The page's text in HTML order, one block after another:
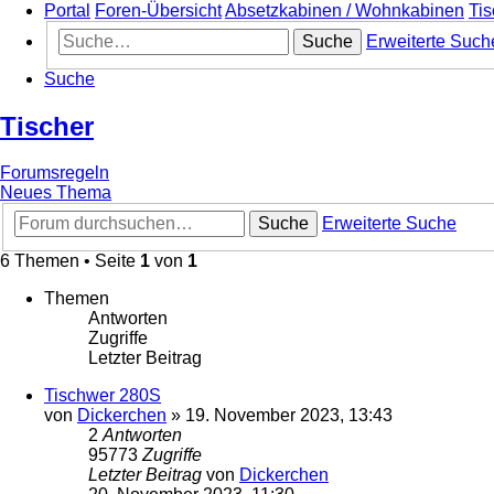
Portal
Foren-ÜbersichtAbsetzkabinen / Wohnkabinen
Suche
Erweiterte
Suche
Tischer
Forumsregeln
Neues Thema
Suche
Erweiterte Suche
6 Themen • Seite 1 von 1
Themen
Antworten
Zugriffe
Letzter Beitrag
Tischwer 280S
von Dickerchen » 19. November 2023, 13:43
2 Antworten
95773 Zugriffe
Letzter Beitrag von Dickerchen